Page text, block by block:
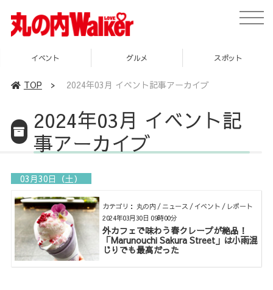
toggle
イベント グルメ スポット
TOP > 2024年03月 イベント記事アーカイブ
2024年03月 イベント記
事アーカイブ
03月30日（土）
カテゴリ： 丸の内 / ニュース / イベント / レポート
外カフェで味わう春クレープが絶品！
「Marunouchi Sakura Street」は小雨混
じりでも最高だった
2024年03月30日 09時00分